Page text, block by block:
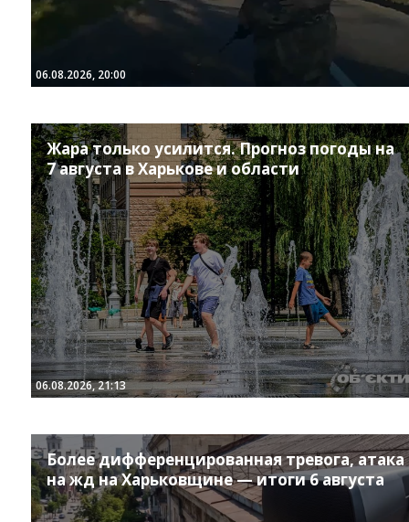
06.08.2026, 20:00
Жара только усилится. Прогноз погоды на
7 августа в Харькове и области
06.08.2026, 21:13
Более дифференцированная тревога, атака
на жд на Харьковщине — итоги 6 августа